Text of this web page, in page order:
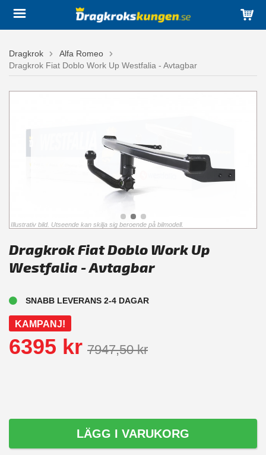
Dragkrok
Alfa Romeo
Dragkrok Fiat Doblo Work Up Westfalia - Avtagbar
Illustrativ bild. Utseende kan skilja sig beroende på bilmodell.
Dragkrok Fiat Doblo Work Up
Westfalia - Avtagbar
SNABB LEVERANS 2-4 DAGAR
KAMPANJ!
6395 kr 7947,50 kr
LÄGG I VARUKORG